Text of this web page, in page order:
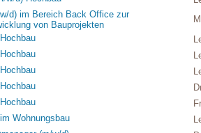
d) im Bereich Back Office zur
von Bauprojekten
Wohnungsbau